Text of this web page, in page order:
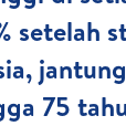
setelah
75